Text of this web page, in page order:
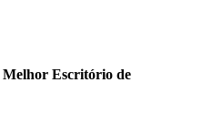
Melhor Escritório de